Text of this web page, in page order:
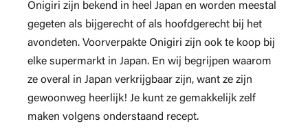
Onigiri zijn bekend in heel Japan en worden meestal
gegeten als bijgerecht of als hoofdgerecht bij het
avondeten. Voorverpakte Onigiri zijn ook te koop bij
elke supermarkt in Japan. En wij begrijpen waarom
ze overal in Japan verkrijgbaar zijn, want ze zijn
gewoonweg heerlijk! Je kunt ze gemakkelijk zelf
maken volgens onderstaand recept.